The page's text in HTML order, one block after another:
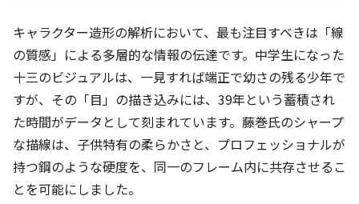
キャラクター造形の解析において、最も注目すべきは「線
の質感」による多層的な情報の伝達です。中学生になった
十三のビジュアルは、一見すれば端正で幼さの残る少年で
すが、その「目」の描き込みには、39年という蓄積され
た時間がデータとして刻まれています。藤巻氏のシャープ
な描線は、子供特有の柔らかさと、プロフェッショナルが
持つ鋼のような硬度を、同一のフレーム内に共存させるこ
とを可能にしました。